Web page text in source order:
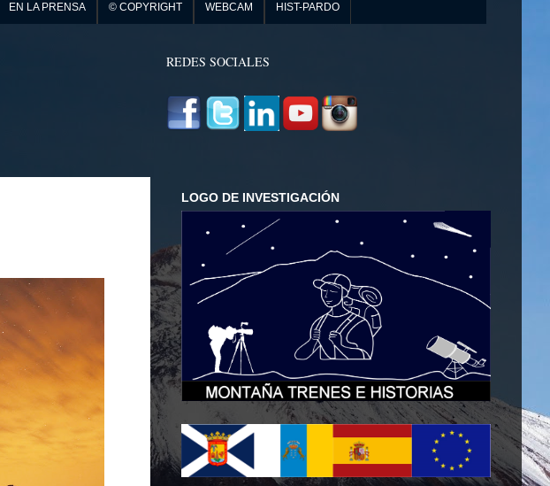
EN LA PRENSA © COPYRIGHT WEBCAM HIST-PARDO
REDES SOCIALES
LOGO DE INVESTIGACIÓN